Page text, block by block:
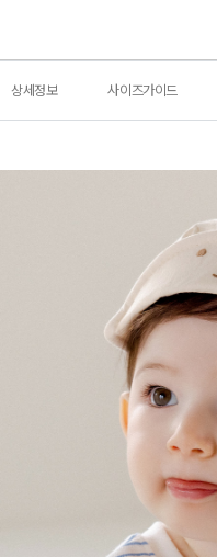
상세정보 사이즈가이드